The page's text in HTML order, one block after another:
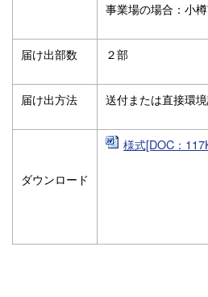
事業場の場合：小
届け出部数 ２部
届け出方法 送付または直接環
ダウンロード
様式[DOC：